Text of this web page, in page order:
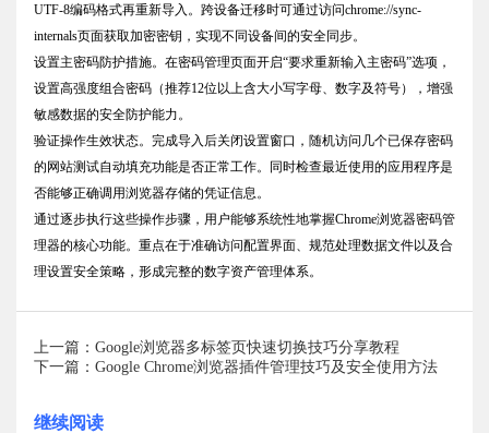
UTF-8编码格式再重新导入。跨设备迁移时可通过访问chrome://sync-
internals页面获取加密密钥，实现不同设备间的安全同步。
设置主密码防护措施。在密码管理页面开启“要求重新输入主密码”选项，
设置高强度组合密码（推荐12位以上含大小写字母、数字及符号），增强
敏感数据的安全防护能力。
验证操作生效状态。完成导入后关闭设置窗口，随机访问几个已保存密码
的网站测试自动填充功能是否正常工作。同时检查最近使用的应用程序是
否能够正确调用浏览器存储的凭证信息。
通过逐步执行这些操作步骤，用户能够系统性地掌握Chrome浏览器密码管
理器的核心功能。重点在于准确访问配置界面、规范处理数据文件以及合
理设置安全策略，形成完整的数字资产管理体系。
上一篇：Google浏览器多标签页快速切换技巧分享教程
下一篇：Google Chrome浏览器插件管理技巧及安全使用方法
继续阅读